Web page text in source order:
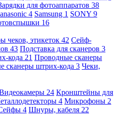
для фотоаппаратов 38
4 Samsung 1 SONY 9
16
чеков, этикеток 42 Сейф-
43 Подставка для сканеров 3
кода 21 Проводные сканеры
сканеры штрих-кода 3 Чеки,
24 Кронштейны для
4 Микрофоны 2
4 Шнуры, кабеля 22